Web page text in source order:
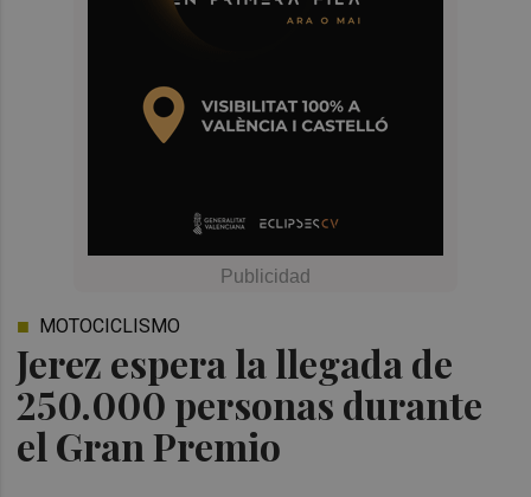
Jerez espera la llegada de
250.000 personas durante
el Gran Premio
MOTOCICLISMO